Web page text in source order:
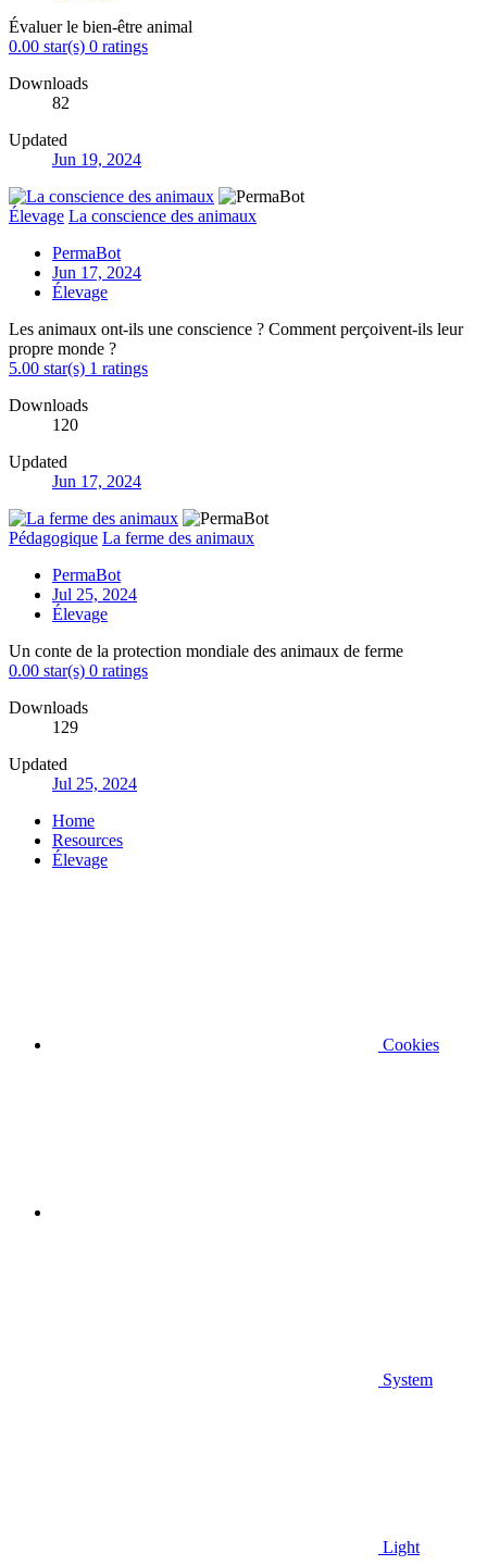
Évaluer le bien-être animal
0.00 star(s) 0 ratings
Downloads
82
Updated
Jun 19, 2024
Élevage La conscience des animaux
PermaBot
Jun 17, 2024
Élevage
Les animaux ont-ils une conscience ? Comment perçoivent-ils leur
propre monde ?
5.00 star(s) 1 ratings
Downloads
120
Updated
Jun 17, 2024
Pédagogique La ferme des animaux
PermaBot
Jul 25, 2024
Élevage
Un conte de la protection mondiale des animaux de ferme
0.00 star(s) 0 ratings
Downloads
129
Updated
Jul 25, 2024
Home
Resources
Élevage
Cookies
System
Light